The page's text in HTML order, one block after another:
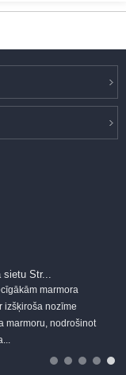
sietu Str...
marmora
izšķiroša nozīme
marmoru, nodrošinot